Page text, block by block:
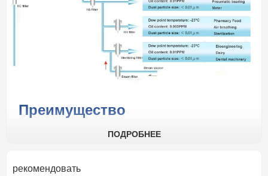
Преимущество
Стабильное и последовательное давление воздуха на
ПОДРОБНЕЕ
рекомендовать